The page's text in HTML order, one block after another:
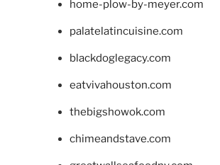
home-plow-by-meyer.com
palatelatincuisine.com
blackdoglegacy.com
eatvivahouston.com
thebigshowok.com
chimeandstave.com